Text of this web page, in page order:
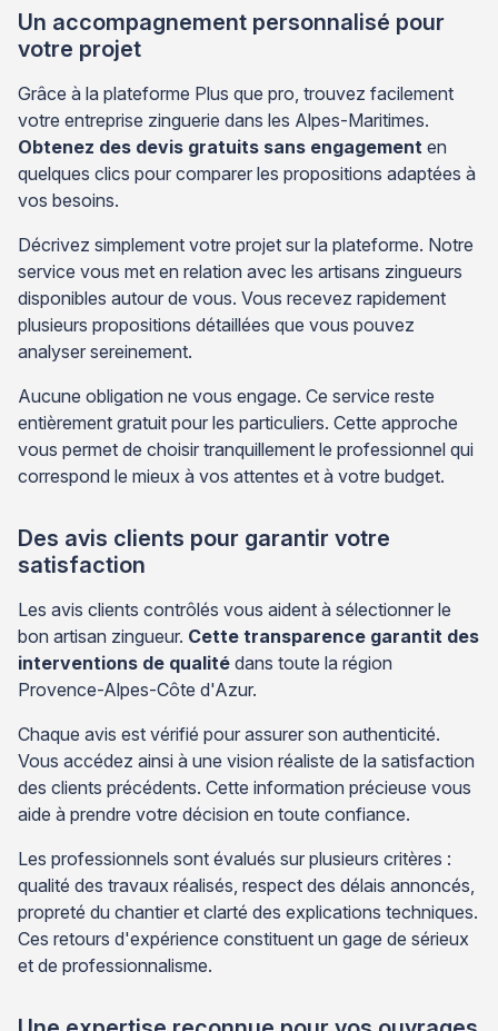
Un accompagnement personnalisé pour
votre projet
Grâce à la plateforme Plus que pro, trouvez facilement
votre entreprise zinguerie dans les Alpes-Maritimes.
Obtenez des devis gratuits sans engagement en
quelques clics pour comparer les propositions adaptées à
vos besoins.
Décrivez simplement votre projet sur la plateforme. Notre
service vous met en relation avec les artisans zingueurs
disponibles autour de vous. Vous recevez rapidement
plusieurs propositions détaillées que vous pouvez
analyser sereinement.
Aucune obligation ne vous engage. Ce service reste
entièrement gratuit pour les particuliers. Cette approche
vous permet de choisir tranquillement le professionnel qui
correspond le mieux à vos attentes et à votre budget.
Des avis clients pour garantir votre
satisfaction
Les avis clients contrôlés vous aident à sélectionner le
bon artisan zingueur. Cette transparence garantit des
interventions de qualité dans toute la région
Provence-Alpes-Côte d'Azur.
Chaque avis est vérifié pour assurer son authenticité.
Vous accédez ainsi à une vision réaliste de la satisfaction
des clients précédents. Cette information précieuse vous
aide à prendre votre décision en toute confiance.
Les professionnels sont évalués sur plusieurs critères :
qualité des travaux réalisés, respect des délais annoncés,
propreté du chantier et clarté des explications techniques.
Ces retours d'expérience constituent un gage de sérieux
et de professionnalisme.